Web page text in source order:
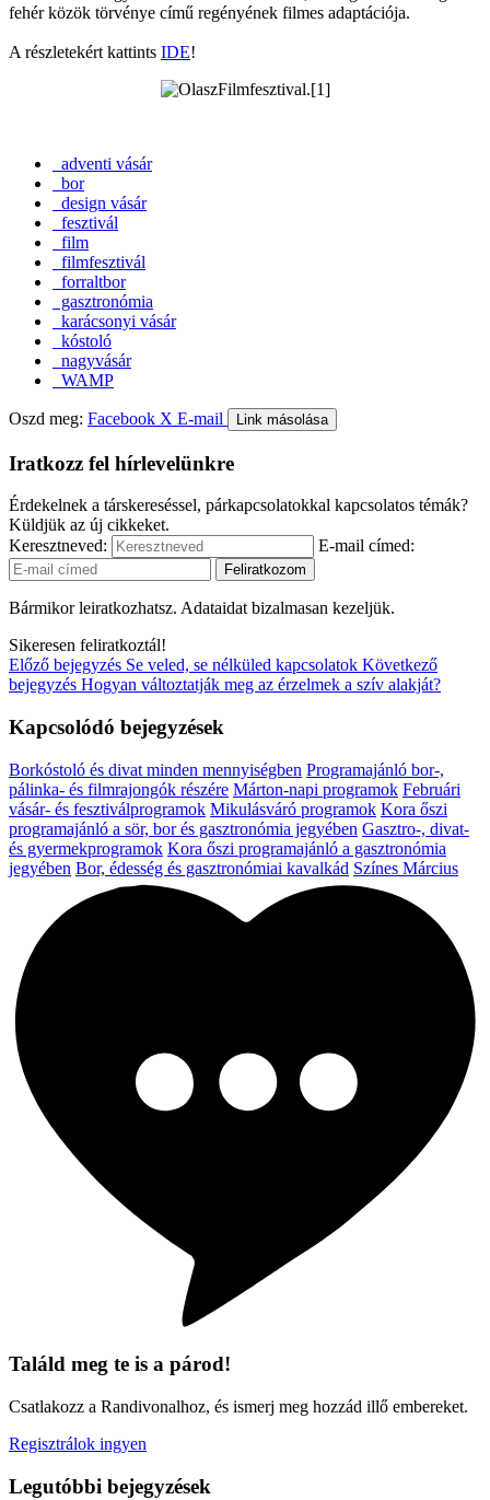
fehér közök törvénye című regényének filmes adaptációja.
A részletekért kattints IDE!
adventi vásár
bor
design vásár
fesztivál
film
filmfesztivál
forraltbor
gasztronómia
karácsonyi vásár
kóstoló
nagyvásár
WAMP
Oszd meg: Facebook X E-mail Link másolása
Iratkozz fel hírlevelünkre
Érdekelnek a társkereséssel, párkapcsolatokkal kapcsolatos témák?
Küldjük az új cikkeket.
Keresztneved:
E-mail címed:
Bármikor leiratkozhatsz. Adataidat bizalmasan kezeljük.
Sikeresen feliratkoztál!
Előző bejegyzés Se veled, se nélküled kapcsolatok Következő
bejegyzés Hogyan változtatják meg az érzelmek a szív alakját?
Kapcsolódó bejegyzések
Borkóstoló és divat minden mennyiségben Programajánló bor-,
pálinka- és filmrajongók részére Márton-napi programok Februári
vásár- és fesztiválprogramok Mikulásváró programok Kora őszi
programajánló a sör, bor és gasztronómia jegyében Gasztro-, divat-
és gyermekprogramok Kora őszi programajánló a gasztronómia
jegyében Bor, édesség és gasztronómiai kavalkád Színes Március
Találd meg te is a párod!
Csatlakozz a Randivonalhoz, és ismerj meg hozzád illő embereket.
Regisztrálok ingyen
Legutóbbi bejegyzések